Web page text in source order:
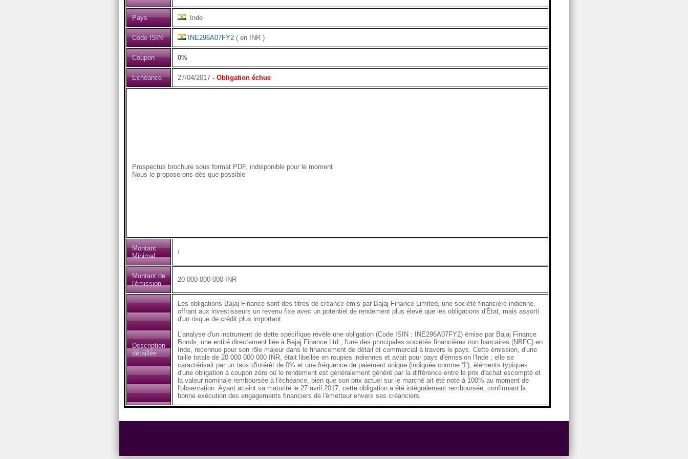
Pays Inde
Code ISIN INE296A07FY2( en INR )
Coupon 0%
Echéance 27/04/2017- Obligation échue
Prospectus brochure sous format PDF, indisponible pour le moment
Nous le proposerons dès que possible
Montant
Minimal
/
Montant de
l'émission
20 000 000 000 INR
Description
détaillée
Les obligations Bajaj Finance sont des titres de créance émis par Bajaj Finance Limited, une société financière indienne,
offrant aux investisseurs un revenu fixe avec un potentiel de rendement plus élevé que les obligations d'État, mais assorti
d'un risque de crédit plus important.
L'analyse d'un instrument de dette spécifique révèle une obligation (Code ISIN : INE296A07FY2) émise par Bajaj Finance
Bonds, une entité directement liée à Bajaj Finance Ltd., l'une des principales sociétés financières non bancaires (NBFC) en
Inde, reconnue pour son rôle majeur dans le financement de détail et commercial à travers le pays. Cette émission, d'une
taille totale de 20 000 000 000 INR, était libellée en roupies indiennes et avait pour pays d'émission l'Inde ; elle se
caractérisait par un taux d'intérêt de 0% et une fréquence de paiement unique (indiquée comme '1'), éléments typiques
d'une obligation à coupon zéro où le rendement est généralement généré par la différence entre le prix d'achat escompté et
la valeur nominale remboursée à l'échéance, bien que son prix actuel sur le marché ait été noté à 100% au moment de
l'observation. Ayant atteint sa maturité le 27 avril 2017, cette obligation a été intégralement remboursée, confirmant la
bonne exécution des engagements financiers de l'émetteur envers ses créanciers.